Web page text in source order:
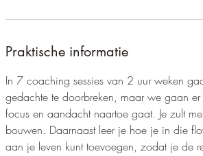
Praktische informatie
In 7 coaching sessies van 2 uur weken
gedachte te doorbreken, maar we gaan
focus en aandacht naartoe gaat. Je zult
bouwen. Daarnaast leer je hoe je in die
aan je leven kunt toevoegen, zodat je de